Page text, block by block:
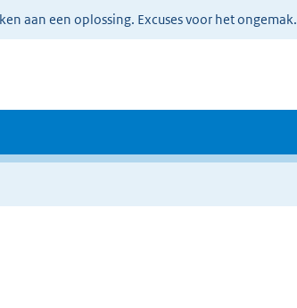
aan een oplossing. Excuses voor het ongemak.